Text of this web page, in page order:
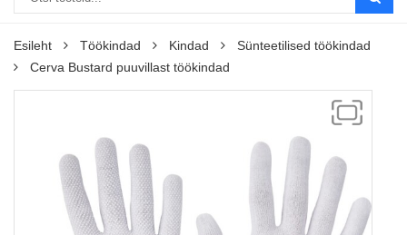
Esileht Töökindad Kindad
Sünteetilised töökindad
Cerva Bustard puuvillast töökindad